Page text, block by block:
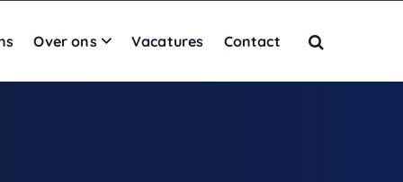
Over ons Vacatures Contact